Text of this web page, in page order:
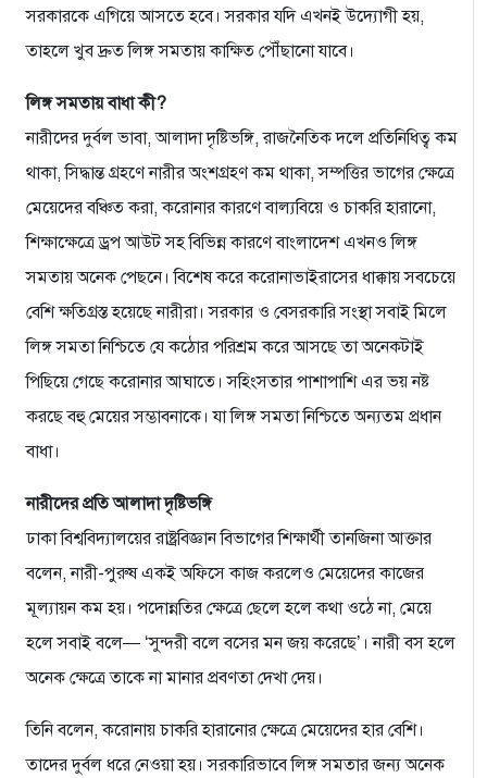
সরকারকে এগিয়ে আসতে হবে। সরকার যদি এখনই উদ্যোগী হয়,
তাহলে খুব দ্রুত লিঙ্গ সমতায় কাক্ষিত পৌঁছানো যাবে।
লিঙ্গ সমতায় বাধা কী?
নারীদের দুর্বল ভাবা, আলাদা দৃষ্টিভঙ্গি, রাজনৈতিক দলে প্রতিনিধিত্ব কম
থাকা, সিদ্ধান্ত গ্রহণে নারীর অংশগ্রহণ কম থাকা, সম্পত্তির ভাগের ক্ষেত্রে
মেয়েদের বঞ্চিত করা, করোনার কারণে বাল্যবিয়ে ও চাকরি হারানো,
শিক্ষাক্ষেত্রে ড্রপ আউট সহ বিভিন্ন কারণে বাংলাদেশ এখনও লিঙ্গ
সমতায় অনেক পেছনে। বিশেষ করে করোনাভাইরাসের ধাক্কায় সবচেয়ে
বেশি ক্ষতিগ্রস্ত হয়েছে নারীরা। সরকার ও বেসরকারি সংস্থা সবাই মিলে
লিঙ্গ সমতা নিশ্চিতে যে কঠোর পরিশ্রম করে আসছে তা অনেকটাই
পিছিয়ে গেছে করোনার আঘাতে। সহিংসতার পাশাপাশি এর ভয় নষ্ট
করছে বহু মেয়ের সম্ভাবনাকে। যা লিঙ্গ সমতা নিশ্চিতে অন্যতম প্রধান
বাধা।
নারীদের প্রতি আলাদা দৃষ্টিভঙ্গি
ঢাকা বিশ্ববিদ্যালয়ের রাষ্ট্রবিজ্ঞান বিভাগের শিক্ষার্থী তানজিনা আক্তার
বলেন, নারী-পুরুষ একই অফিসে কাজ করলেও মেয়েদের কাজের
মূল্যায়ন কম হয়। পদোন্নতির ক্ষেত্রে ছেলে হলে কথা ওঠে না, মেয়ে
হলে সবাই বলে— ‘সুন্দরী বলে বসের মন জয় করেছে’। নারী বস হলে
অনেক ক্ষেত্রে তাকে না মানার প্রবণতা দেখা দেয়।
তিনি বলেন, করোনায় চাকরি হারানোর ক্ষেত্রে মেয়েদের হার বেশি।
তাদের দুর্বল ধরে নেওয়া হয়। সরকারিভাবে লিঙ্গ সমতার জন্য অনেক